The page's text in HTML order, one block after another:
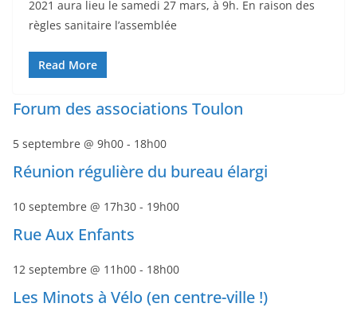
2021 aura lieu le samedi 27 mars, à 9h. En raison des
règles sanitaire l’assemblée
Read More
Forum des associations Toulon
5 septembre @ 9h00 - 18h00
Réunion régulière du bureau élargi
10 septembre @ 17h30 - 19h00
Rue Aux Enfants
12 septembre @ 11h00 - 18h00
Les Minots à Vélo (en centre-ville !)